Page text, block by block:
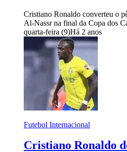
Cristiano Ronaldo converteu o
Al-Nassr na final da Copa dos
quarta-feira (9)Há 2 anos
Futebol Internacional
Cristiano Ronaldo